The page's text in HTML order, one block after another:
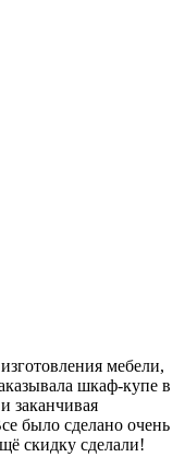
мебели,
шкаф-купе в
заканчивая
было сделано очень
скидку сделали!